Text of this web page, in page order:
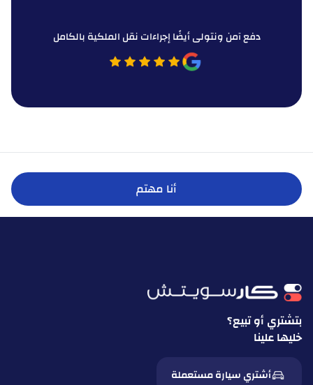
دفع آمن ونتولى أيضًا إجراءات نقل الملكية بالكامل
أنا مهتم
بتشتري أو تبيع؟
خليها علينا
أشتري سيارة مستعملة